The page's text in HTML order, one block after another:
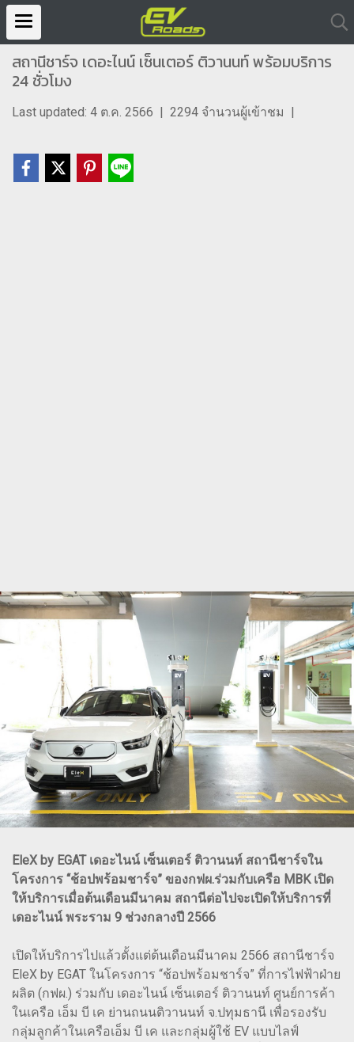
สถานีชาร์จ เดอะไนน์ เซ็นเตอร์ ติวานนท์ พร้อมบริการ
24 ชั่วโมง
Last updated: 4 ต.ค. 2566 | 2294 จำนวนผู้เข้าชม |
EleX by EGAT เดอะไนน์ เซ็นเตอร์ ติวานนท์ สถานีชาร์จใน
โครงการ “ช้อปพร้อมชาร์จ” ของกฟผ.ร่วมกับเครือ MBK เปิด
ให้บริการเมื่อต้นเดือนมีนาคม สถานีต่อไปจะเปิดให้บริการที่
เดอะไนน์ พระราม 9 ช่วงกลางปี 2566
เปิดให้บริการไปแล้วตั้งแต่ต้นเดือนมีนาคม 2566 สถานีชาร์จ
EleX by EGAT ในโครงการ “ช้อปพร้อมชาร์จ” ที่การไฟฟ้าฝ่าย
ผลิต (กฟผ.) ร่วมกับ เดอะไนน์ เซ็นเตอร์ ติวานนท์ ศูนย์การค้า
ในเครือ เอ็ม บี เค ย่านถนนติวานนท์ จ.ปทุมธานี เพื่อรองรับ
กลุ่มลูกค้าในเครือเอ็ม บี เค และกลุ่มผู้ใช้ EV แบบไลฟ์